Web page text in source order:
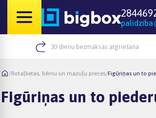
30 dienu bezmaksas atgriešana
/Rotaļlietas, bērnu un mazuļu preces/Figūriņas un to
Figūriņas un to